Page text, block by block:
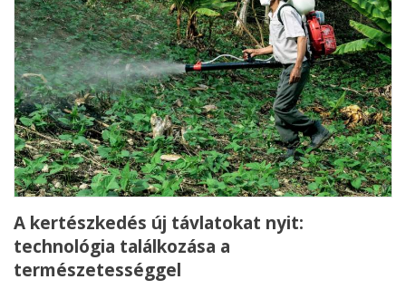
A kertészkedés új távlatokat nyit:
technológia találkozása a
természetességgel